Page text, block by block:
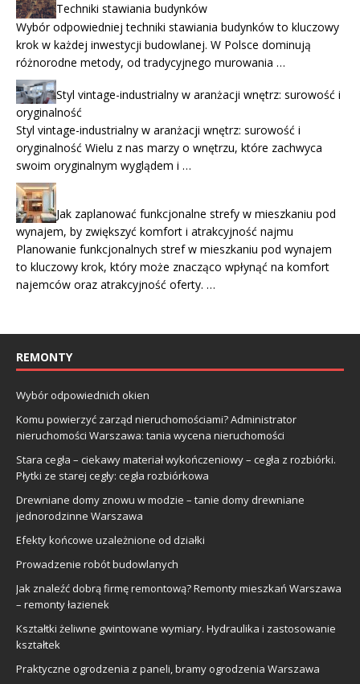
Techniki stawiania budynków
Wybór odpowiedniej techniki stawiania budynków to kluczowy
krok w każdej inwestycji budowlanej. W Polsce dominują
różnorodne metody, od tradycyjnego murowania …
Styl vintage-industrialny w aranżacji wnętrz: surowość i
oryginalność
Styl vintage-industrialny w aranżacji wnętrz: surowość i
oryginalność Wielu z nas marzy o wnętrzu, które zachwyca
swoim oryginalnym wyglądem i …
Jak zaplanować funkcjonalne strefy w mieszkaniu pod
wynajem, by zwiększyć komfort i atrakcyjność najmu
Planowanie funkcjonalnych stref w mieszkaniu pod wynajem
to kluczowy krok, który może znacząco wpłynąć na komfort
najemców oraz atrakcyjność oferty. …
REMONTY
Wybór odpowiednich okien
Komu powierzyć zarząd nieruchomościami? Administrator
nieruchomości Warszawa: tania wycena nieruchomości
Stara cegła – ciekawy materiał wykończeniowy – cegła z rozbiórki.
Płytki ze starej cegły: cegła rozbiórkowa
Drewniane domy znowu w modzie – tanie domy drewniane
jednorodzinne Warszawa
Efekty końcowe uzależnione od działki
Prowadzenie robót budowlanych
Jak znaleźć dobrą firmę remontową? Remonty mieszkań Warszawa
– remonty łazienek
Kształtki żeliwne gwintowane wymiary. Hydraulika i zastosowanie
kształtek
Praktyczne ogrodzenia z paneli, bramy ogrodzenia Warszawa